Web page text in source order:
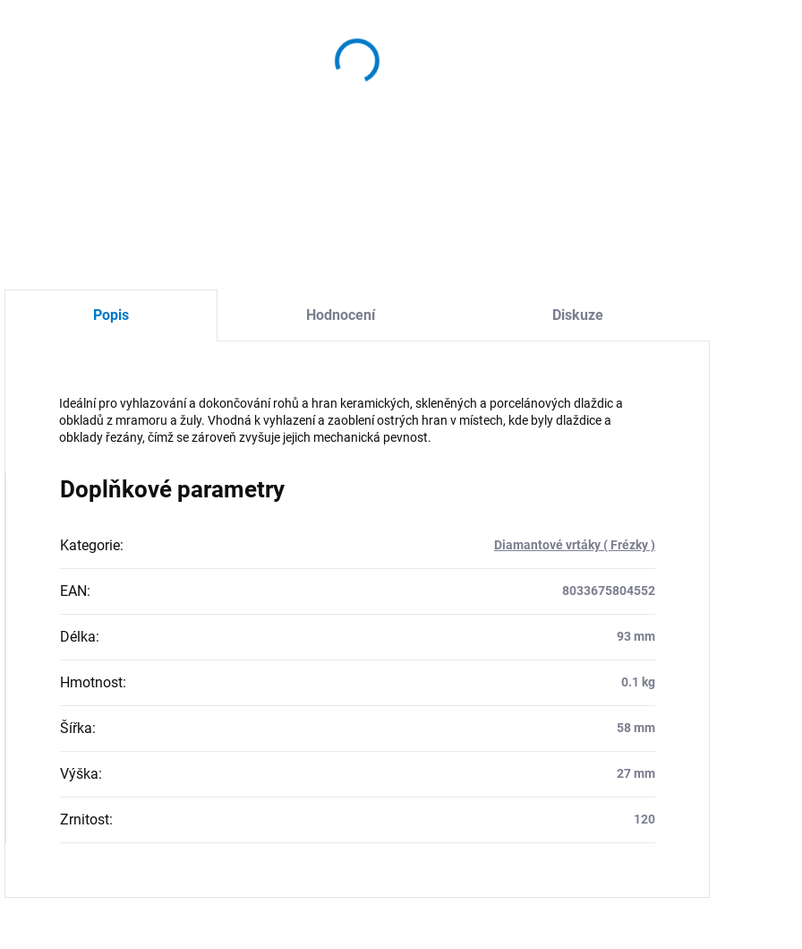
10.8.2026
MOŽNOSTI DORUČENÍ
Popis Hodnocení Diskuze
Ideální pro vyhlazování a dokončování rohů a hran keramických, skleněných a porcelánových dlaždic a
obkladů z mramoru a žuly. Vhodná k vyhlazení a zaoblení ostrých hran v místech, kde byly dlaždice a
obklady řezány, čímž se zároveň zvyšuje jejich mechanická pevnost.
Doplňkové parametry
Kategorie: Diamantové vrtáky ( Frézky )
EAN: 8033675804552
Délka: 93 mm
Hmotnost: 0.1 kg
Šířka: 58 mm
Výška: 27 mm
Zrnitost: 120